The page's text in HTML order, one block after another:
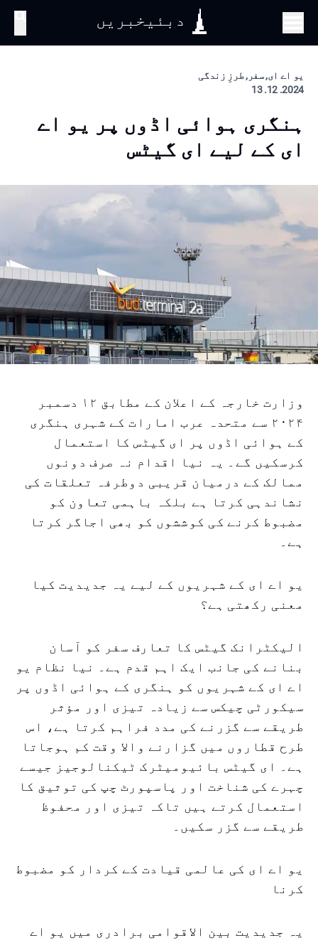
دبئیخبریں
یو اے ای, سفر, طرزِ زندگی
2024. 12. 13
ہنگری ہوائی اڈوں پر یو اے
ای کے لیے ای گیٹس
وزارت خارجہ کے اعلان کے مطابق ۱۲ دسمبر
۲۰۲۴ سے متحدہ عرب امارات کے شہری ہنگری
کے ہوائی اڈوں پر ای گیٹس کا استعمال
کرسکیں گے۔ یہ نیا اقدام نہ صرف دونوں
ممالک کے درمیان قریبی دوطرفہ تعلقات کی
نشاندہی کرتا ہے بلکہ باہمی تعاون کو
مضبوط کرنے کی کوششوں کو بھی اجاگر کرتا
ہے۔
یو اے ای کے شہریوں کے لیے یہ جدیدیت کیا
معنی رکھتی ہے؟
الیکٹرانک گیٹس کا تعارف سفر کو آسان
بنانے کی جانب ایک اہم قدم ہے۔ نیا نظام یو
اے ای کے شہریوں کو ہنگری کے ہوائی اڈوں پر
سیکورٹی چیکس سے زیادہ تیزی اور مؤثر
طریقے سے گزرنے کی مدد فراہم کرتا ہے، اس
طرح قطاروں میں گزارنے والا وقت کم ہوجاتا
ہے۔ ای گیٹس بائیومیٹرک ٹیکنالوجیز جیسے
چہرے کی شناخت اور پاسپورٹ چپ کی توثیق کا
استعمال کرتے ہیں تاکہ تیزی اور محفوظ
طریقے سے گزر سکیں۔
یو اے ای کی عالمی قیادت کے کردار کو مضبوط
کرنا
یہ جدیدیت بین الاقوامی برادری میں یو اے